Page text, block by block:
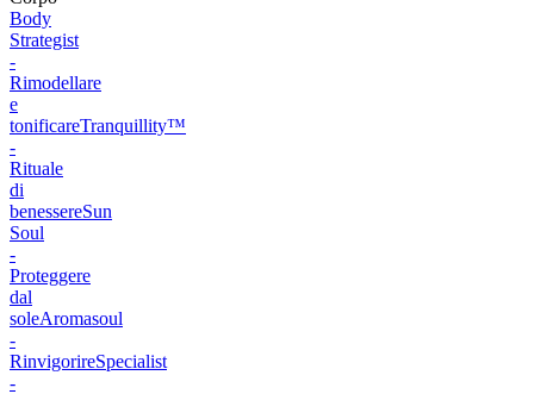
Body
Strategist
-
Rimodellare
e
tonificareTranquillity™
-
Rituale
di
benessereSun
Soul
-
Proteggere
dal
soleAromasoul
-
RinvigorireSpecialist
-